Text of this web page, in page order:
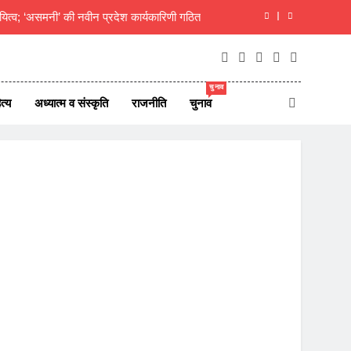
‘असमनी’ की नवीन प्रदेश कार्यकारिणी गठित
का राजस्थानी मोट्यार परिषद ने किया अभिनंदन
जीवन परिवर्तन का आधार- मुक्तांजना श्री जी
अध्यात्म व संस्कृति राजनीति चुनाव
चुनाव